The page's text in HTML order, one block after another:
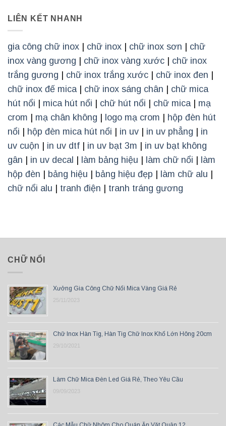
LIÊN KẾT NHANH
gia công chữ inox chữ inox chữ inox sơn
chữ
inox vàng gương
chữ inox vàng xước
chữ inox
trắng gương
chữ inox trắng xước chữ inox đen
chữ inox đế mica| chữ inox sáng chân
chữ mica
hút nổi
mica hút nổi chữ hút nổi chữ mica| mạ
crom
mạ chân không logo mạ crom
hộp đèn hút
nổi
hộp đèn mica hút nổi in uv in uv phẳng
in
uv cuộn
in uv dtf in uv bạt 3m
in uv bạt không
gân
in uv decal làm bảng hiệu làm chữ nổi
làm
hộp đèn
bảng hiệu bảng hiệu đẹp làm chữ alu
chữ nổi alu
tranh điện tranh tráng gương
CHỮ NỔI
Xưởng Gia Công Chữ Nổi Mica Vàng Giá Rẻ
25/11/2023
Chữ Inox Hàn Tig, Hàn Tig Chữ Inox Khổ Lớn Hông 20cm
29/10/2021
Làm Chữ Mica Đèn Led Giá Rẻ, Theo Yêu Cầu
09/09/2023